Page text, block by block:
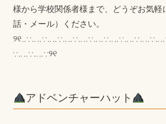
様から学校関係者様まで、どうぞお気軽
話・メール）ください。
∵‥‥∵‥‥∵୨୧
アドベンチャーハット